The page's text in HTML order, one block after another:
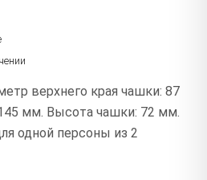
верхнего края чашки: 87
мм. Высота чашки: 72 мм.
одной персоны из 2